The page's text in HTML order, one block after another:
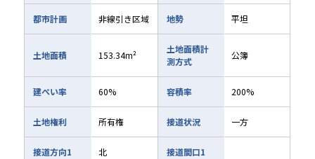
都市計画 非線引き区域 地勢 平坦
土地面積 153.34m²
土地面積計
測方式
公簿
建ぺい率 60% 容積率 200%
土地権利 所有権 接道状況 一方
接道方向1 北 接道間口1